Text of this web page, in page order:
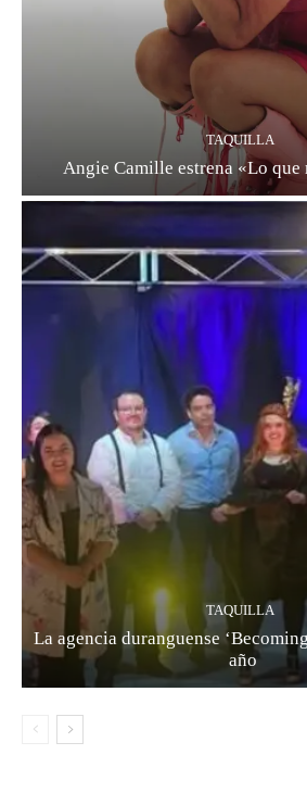
TAQUILLA
Angie Camille estrena «Lo que
TAQUILLA
La agencia duranguense
año